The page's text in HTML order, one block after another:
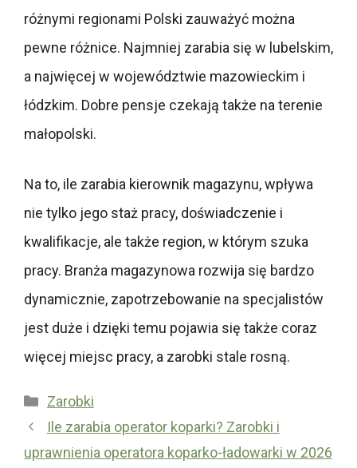
różnymi regionami Polski zauważyć można
pewne różnice. Najmniej zarabia się w lubelskim,
a najwięcej w województwie mazowieckim i
łódzkim. Dobre pensje czekają także na terenie
małopolski.
Na to, ile zarabia kierownik magazynu, wpływa
nie tylko jego staż pracy, doświadczenie i
kwalifikacje, ale także region, w którym szuka
pracy. Branża magazynowa rozwija się bardzo
dynamicznie, zapotrzebowanie na specjalistów
jest duże i dzięki temu pojawia się także coraz
więcej miejsc pracy, a zarobki stale rosną.
Kategorie
Zarobki
Ile zarabia operator koparki? Zarobki i
uprawnienia operatora koparko-ładowarki w 2026